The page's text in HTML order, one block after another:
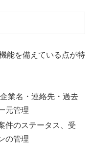
能を備えている点が特
業名・連絡先・過去
元管理
件のステータス、受
の管理